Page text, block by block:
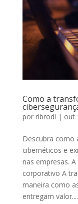
Como a
por ribrodi | out
Descubra como
cibernéticos e
nas empresas.
corporativo A
maneira como
entregam valor....